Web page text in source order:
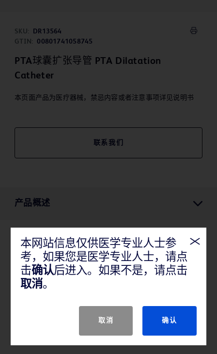
SKU:
DR13564
GTIN:
00801741058745
PTA球囊扩张导管 PTA Dilatation
Catheter
本页面产品为医疗器械，禁忌内容或者注意事项详见说明书
联系我们
产品概述
产品概述
用于肾动脉、髂动脉、股动脉、腘动脉、胫动脉、腓
动脉和锁骨下动脉的经皮腔内血管成形术以及用于先
外周血管中球囊扩张和自扩张支架的后扩张。该导管
本网站信息仅供医学专业人士参
考，如果您是医学专业人士，请点
击确认后进入。如果不是，请点击
取消。
取消 确认